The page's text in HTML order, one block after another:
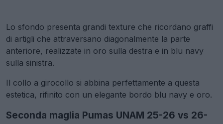
Lo sfondo presenta grandi texture che ricordano graffi
di artigli che attraversano diagonalmente la parte
anteriore, realizzate in oro sulla destra e in blu navy
sulla sinistra.
Il collo a girocollo si abbina perfettamente a questa
estetica, rifinito con un elegante bordo blu navy e oro.
Seconda maglia Pumas UNAM 25-26 vs 26-